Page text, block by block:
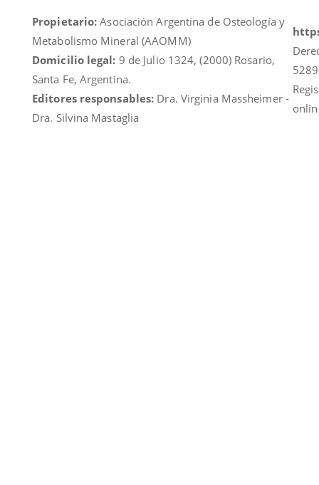
Propietario: Asociación Argentina de Osteología y
Metabolismo Mineral (AAOMM)
Domicilio legal: 9 de Julio 1324, (2000) Rosario,
Santa Fe, Argentina.
Editores responsables: Dra. Virginia Massheimer -
Dra. Silvina Mastaglia